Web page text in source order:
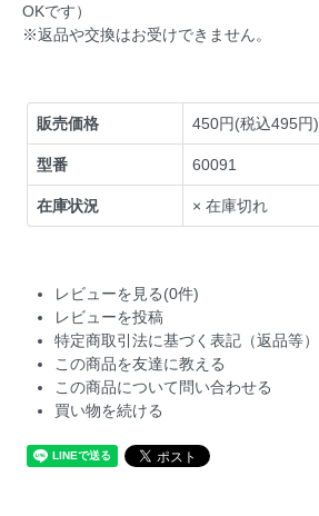
OKです）
※返品や交換はお受けできません。
販売価格 450円(税込495円)
型番 60091
在庫状況 × 在庫切れ
レビューを見る(0件)
レビューを投稿
特定商取引法に基づく表記（返品等）
この商品を友達に教える
この商品について問い合わせる
買い物を続ける